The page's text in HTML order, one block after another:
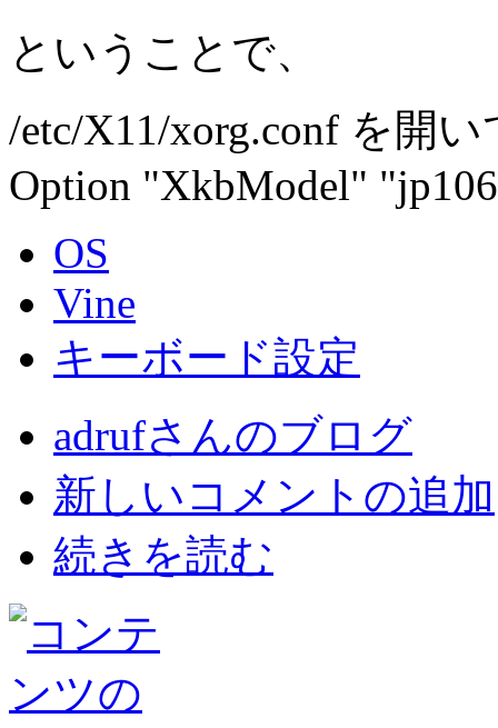
ということで、
/etc/X11/xorg.conf を開い
Option "XkbModel"
OS
Vine
キーボード設定
adrufさんのブログ
新しいコメントの追加
続きを読む